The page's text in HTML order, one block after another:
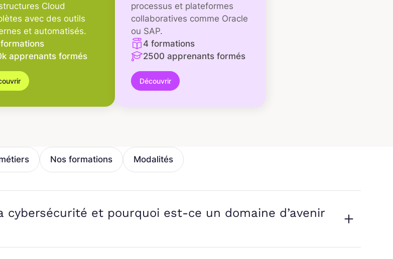
Cloud
avec des outils
et automatisés.
apprenants formés
processus et plateformes
collaboratives comme Oracle
ou SAP.
4 formations
2500 apprenants formés
Découvrir
Nos formations Modalités
cybersécurité et pourquoi est-ce un domaine d’avenir